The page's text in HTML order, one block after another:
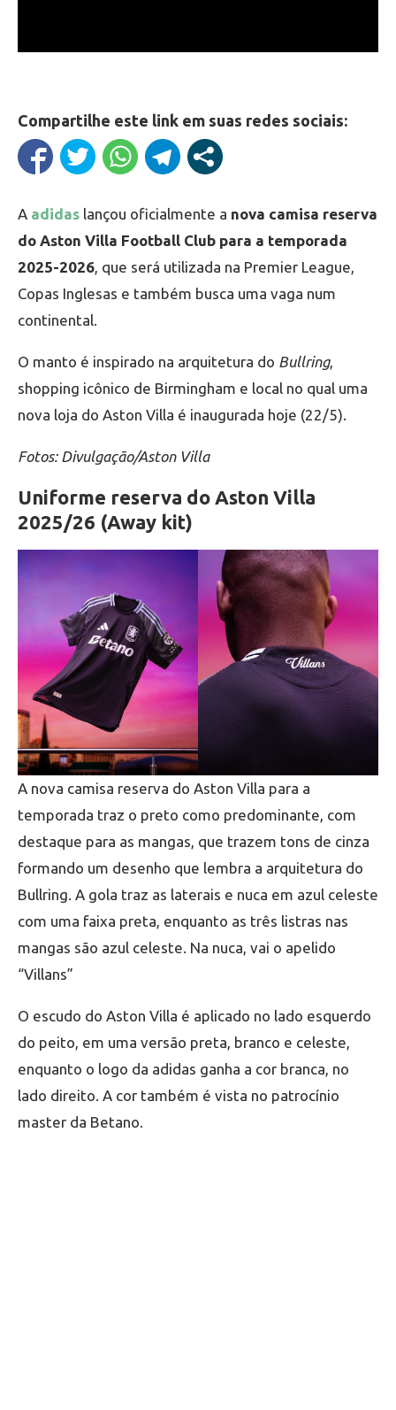
Compartilhe este link em suas redes sociais:
A adidas lançou oficialmente a nova camisa reserva
do Aston Villa Football Club para a temporada
2025-2026, que será utilizada na Premier League,
Copas Inglesas e também busca uma vaga num
continental.
O manto é inspirado na arquitetura do Bullring,
shopping icônico de Birmingham e local no qual uma
nova loja do Aston Villa é inaugurada hoje (22/5).
Fotos: Divulgação/Aston Villa
Uniforme reserva do Aston Villa
2025/26 (Away kit)
A nova camisa reserva do Aston Villa para a
temporada traz o preto como predominante, com
destaque para as mangas, que trazem tons de cinza
formando um desenho que lembra a arquitetura do
Bullring. A gola traz as laterais e nuca em azul celeste
com uma faixa preta, enquanto as três listras nas
mangas são azul celeste. Na nuca, vai o apelido
“Villans”
O escudo do Aston Villa é aplicado no lado esquerdo
do peito, em uma versão preta, branco e celeste,
enquanto o logo da adidas ganha a cor branca, no
lado direito. A cor também é vista no patrocínio
master da Betano.